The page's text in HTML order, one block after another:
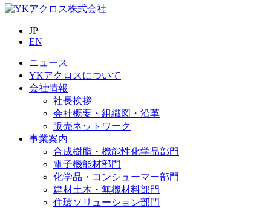
JP
EN
ニュース
YKアクロスについて
会社情報
社長挨拶
会社概要・組織図・沿革
販売ネットワーク
事業案内
合成樹脂・機能性化学品部門
電子機能材部門
化学品・コンシューマー部門
建材土木・無機材料部門
住環ソリューション部門